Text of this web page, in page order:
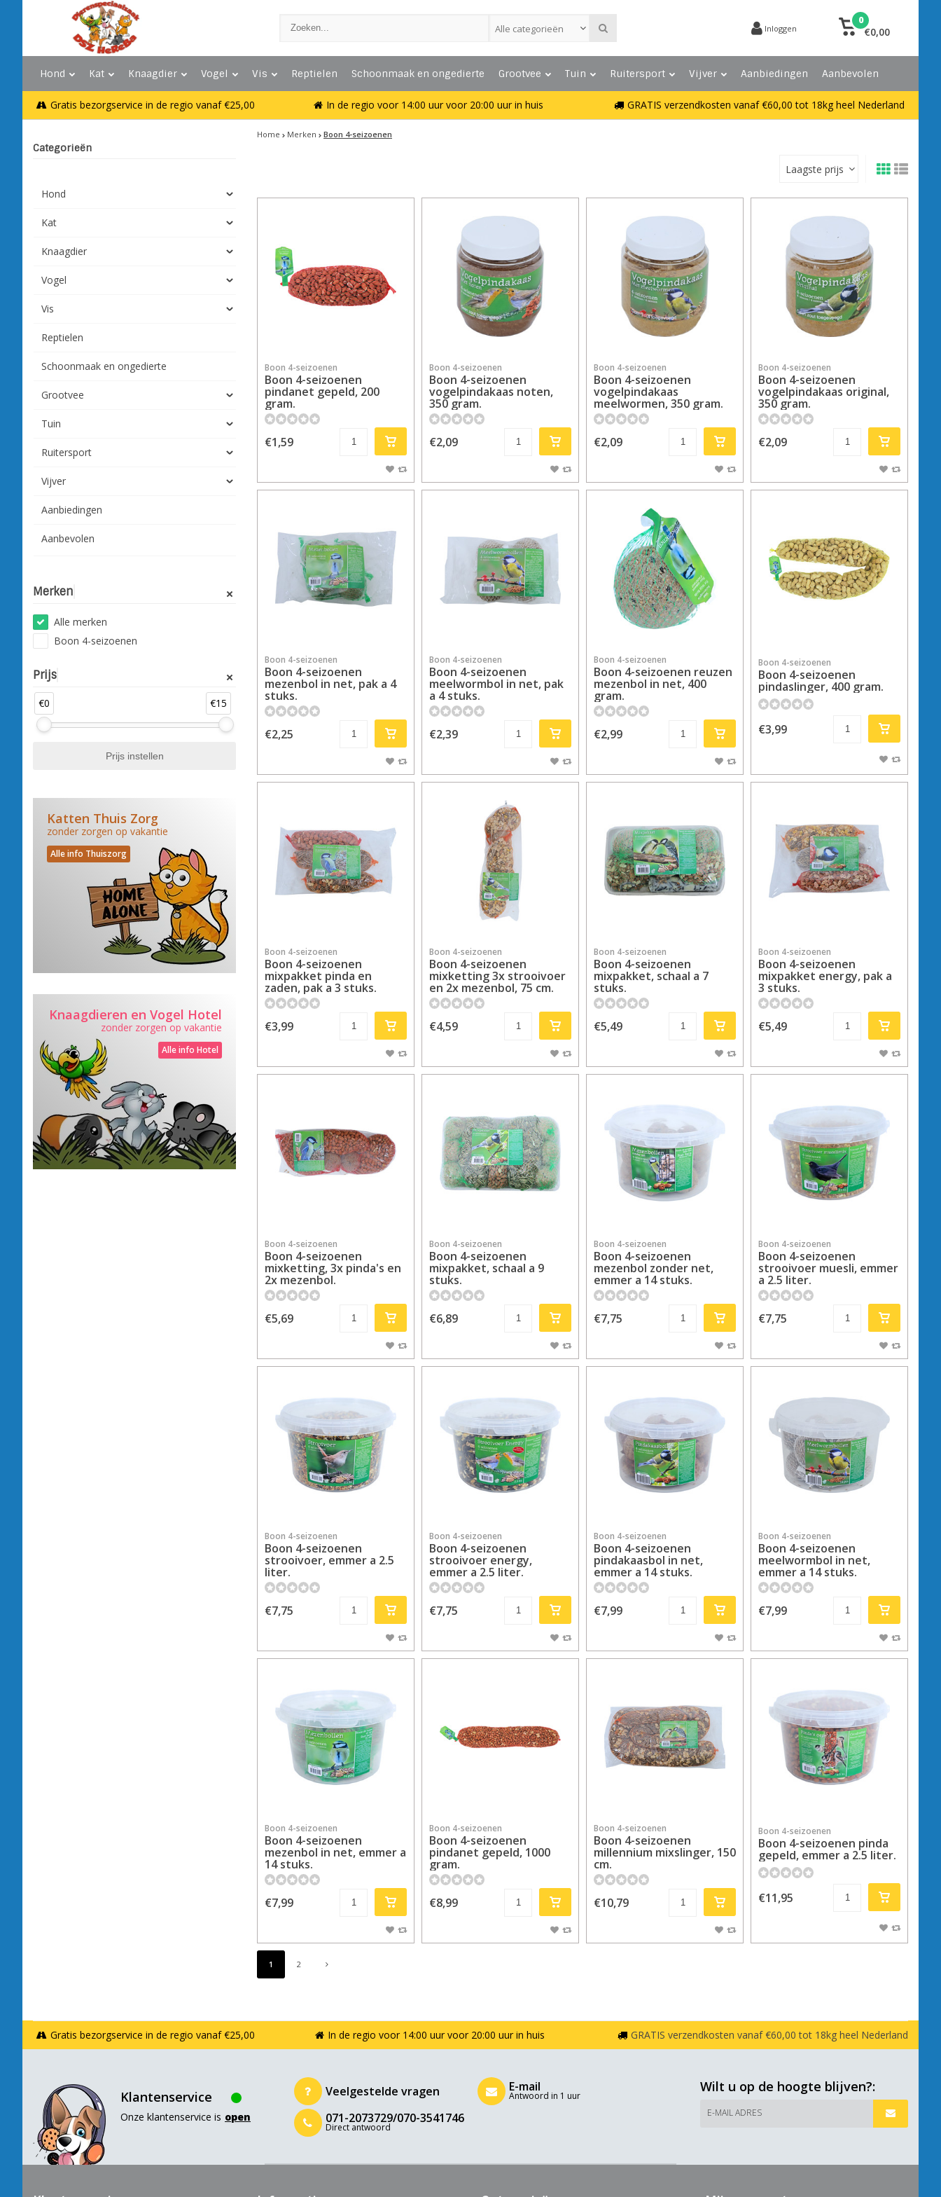
Alle categorieën Inloggen
0
€0,00
Hond Kat Knaagdier Vogel Vis Reptielen Schoonmaak en ongedierte Grootvee Tuin Ruitersport Vijver Aanbiedingen Aanbevolen
Gratis bezorgservice in de regio vanaf €25,00 In de regio voor 14:00 uur voor 20:00 uur in huis GRATIS verzendkosten vanaf €60,00 tot 18kg heel Nederland
Categorieën
Hond
Kat
Knaagdier
Vogel
Vis
Reptielen
Schoonmaak en ongedierte
Grootvee
Tuin
Ruitersport
Vijver
Aanbiedingen
Aanbevolen
Merken
Alle merken
Boon 4-seizoenen
Prijs
€0 €15
Katten Thuis Zorg
zonder zorgen op vakantie
Alle info Thuiszorg
Knaagdieren en Vogel Hotel
zonder zorgen op vakantie
Alle info Hotel
Home Merken Boon 4-seizoenen
Laagste prijs
Boon 4-seizoenen
Boon 4-seizoenen
pindanet gepeld, 200
gram.
€1,59
Boon 4-seizoenen
Boon 4-seizoenen
vogelpindakaas noten,
350 gram.
€2,09
Boon 4-seizoenen
Boon 4-seizoenen
vogelpindakaas
meelwormen, 350 gram.
€2,09
Boon 4-seizoenen
Boon 4-seizoenen
vogelpindakaas original,
350 gram.
€2,09
Boon 4-seizoenen
Boon 4-seizoenen
mezenbol in net, pak a 4
stuks.
€2,25
Boon 4-seizoenen
Boon 4-seizoenen
meelwormbol in net, pak
a 4 stuks.
€2,39
Boon 4-seizoenen
Boon 4-seizoenen reuzen
mezenbol in net, 400
gram.
€2,99
Boon 4-seizoenen
Boon 4-seizoenen
pindaslinger, 400 gram.
€3,99
Boon 4-seizoenen
Boon 4-seizoenen
mixpakket pinda en
zaden, pak a 3 stuks.
€3,99
Boon 4-seizoenen
Boon 4-seizoenen
mixketting 3x strooivoer
en 2x mezenbol, 75 cm.
€4,59
Boon 4-seizoenen
Boon 4-seizoenen
mixpakket, schaal a 7
stuks.
€5,49
Boon 4-seizoenen
Boon 4-seizoenen
mixpakket energy, pak a
3 stuks.
€5,49
Boon 4-seizoenen
Boon 4-seizoenen
mixketting, 3x pinda's en
2x mezenbol.
€5,69
Boon 4-seizoenen
Boon 4-seizoenen
mixpakket, schaal a 9
stuks.
€6,89
Boon 4-seizoenen
Boon 4-seizoenen
mezenbol zonder net,
emmer a 14 stuks.
€7,75
Boon 4-seizoenen
Boon 4-seizoenen
strooivoer muesli, emmer
a 2.5 liter.
€7,75
Boon 4-seizoenen
Boon 4-seizoenen
strooivoer, emmer a 2.5
liter.
€7,75
Boon 4-seizoenen
Boon 4-seizoenen
strooivoer energy,
emmer a 2.5 liter.
€7,75
Boon 4-seizoenen
Boon 4-seizoenen
pindakaasbol in net,
emmer a 14 stuks.
€7,99
Boon 4-seizoenen
Boon 4-seizoenen
meelwormbol in net,
emmer a 14 stuks.
€7,99
Boon 4-seizoenen
Boon 4-seizoenen
mezenbol in net, emmer a
14 stuks.
€7,99
Boon 4-seizoenen
Boon 4-seizoenen
pindanet gepeld, 1000
gram.
€8,99
Boon 4-seizoenen
Boon 4-seizoenen
millennium mixslinger, 150
cm.
€10,79
Boon 4-seizoenen
Boon 4-seizoenen pinda
gepeld, emmer a 2.5 liter.
€11,95
1 2
Gratis bezorgservice in de regio vanaf €25,00 In de regio voor 14:00 uur voor 20:00 uur in huis GRATIS verzendkosten vanaf €60,00 tot 18kg heel Nederland
Klantenservice
Onze klantenservice is open
Veelgestelde vragen
071-2073729/070-3541746
Direct antwoord
E-mail
Antwoord in 1 uur
Wilt u op de hoogte blijven?:
E-MAIL ADRES